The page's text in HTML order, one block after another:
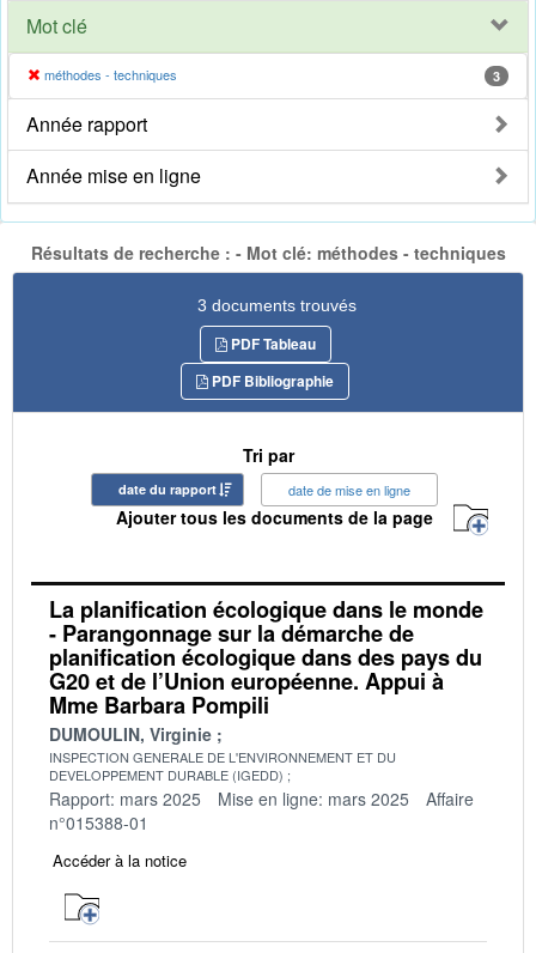
Mot clé
méthodes - techniques 3
Année rapport
Année mise en ligne
Résultats de recherche : - Mot clé: méthodes - techniques
3 documents trouvés
PDF Tableau
PDF Bibliographie
Tri par
date du rapport date de mise en ligne
Ajouter tous les documents de la page
La planification écologique dans le monde
- Parangonnage sur la démarche de
planification écologique dans des pays du
G20 et de l’Union européenne. Appui à
Mme Barbara Pompili
DUMOULIN, Virginie
INSPECTION GENERALE DE L'ENVIRONNEMENT ET DU
DEVELOPPEMENT DURABLE (IGEDD)
Rapport: mars 2025 Mise en ligne: mars 2025
Affaire
n°015388-01
Accéder à la notice